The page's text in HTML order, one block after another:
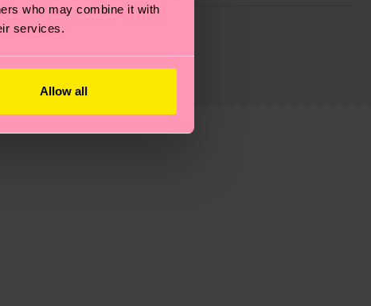
who may combine it with
services.
Allow all
von Emissionen, die richtige Pflege von
duhier. Die Lieferzeit beginnt sobald deine Bestellung
Fragen.